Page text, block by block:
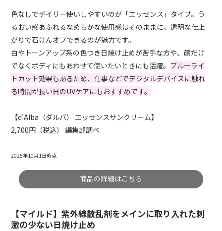
色なしでデイリー使いしやすいのが「エッセンス」タイプ。う
るおい感あふれるなめらかな使用感はそのままに、透明な仕上
がりで石けんオフできるのが魅力です。
白やトーンアップ系の色つき日焼け止めが苦手な方や、顔だけ
でなくボディにもあわせて使いたいときにも活躍。 ブルーライ
トカット効果もあるため、仕事などでデジタルデバイスに触れ
る時間が長い日のUVケアにもおすすめです。
【d’Alba（ダルバ） エッセンスサンクリーム】
2,700円（税込） 編集部調べ
2025年10月1日時点
商品の詳細はこちら
【マイルド】紫外線散乱剤をメインに取り入れた刺
激の少ない日焼け止め